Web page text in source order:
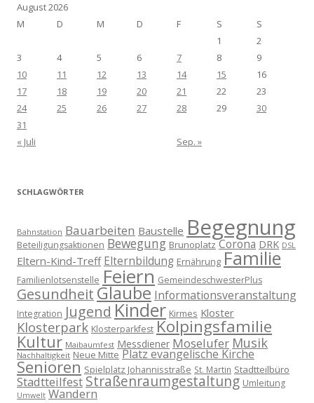
August 2026
M
D M D F S
S
1
2
3
4 5 6 7 8
9
10
11 12 13 14 15
16
17
18 19 20 21 22
23
24
25 26 27 28 29
30
31
« Juli
Sep. »
SCHLAGWÖRTER
Bahnstation Bauarbeiten Baustelle Begegnung
Beteiligungsaktionen Bewegung Brunoplatz Corona DRK DSL
Eltern-Kind-Treff Elternbildung Ernährung Familie
Familienlotsenstelle Feiern GemeindeschwesterPlus
Gesundheit Glaube Informationsveranstaltung
Integration Jugend Kinder Kirmes Kloster
Klosterpark Klosterparkfest Kolpingsfamilie
Kultur Maibaumfest Messdiener Moselufer Musik
Nachhaltigkeit Neue Mitte Platz evangelische Kirche
Senioren Spielplatz Johannisstraße St. Martin Stadtteilbüro
Stadtteilfest Straßenraumgestaltung Umleitung
Umwelt Wandern